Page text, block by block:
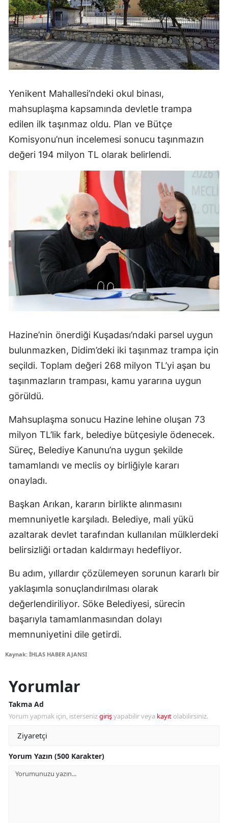
Yenikent Mahallesi’ndeki okul binası,
mahsuplaşma kapsamında devletle trampa
edilen ilk taşınmaz oldu. Plan ve Bütçe
Komisyonu’nun incelemesi sonucu taşınmazın
değeri 194 milyon TL olarak belirlendi.
Hazine’nin önerdiği Kuşadası’ndaki parsel uygun
bulunmazken, Didim’deki iki taşınmaz trampa için
seçildi. Toplam değeri 268 milyon TL’yi aşan bu
taşınmazların trampası, kamu yararına uygun
görüldü.
Mahsuplaşma sonucu Hazine lehine oluşan 73
milyon TL’lik fark, belediye bütçesiyle ödenecek.
Süreç, Belediye Kanunu’na uygun şekilde
tamamlandı ve meclis oy birliğiyle kararı
onayladı.
Başkan Arıkan, kararın birlikte alınmasını
memnuniyetle karşıladı. Belediye, mali yükü
azaltarak devlet tarafından kullanılan mülklerdeki
belirsizliği ortadan kaldırmayı hedefliyor.
Bu adım, yıllardır çözülemeyen sorunun kararlı bir
yaklaşımla sonuçlandırılması olarak
değerlendiriliyor. Söke Belediyesi, sürecin
başarıyla tamamlanmasından dolayı
memnuniyetini dile getirdi.
Kaynak: İHLAS HABER AJANSI
Yorumlar
Takma Ad
Yorum yapmak için, istersenizgirişyapabilir veya kayıt olabilirsiniz.
Yorum Yazın (500 Karakter)